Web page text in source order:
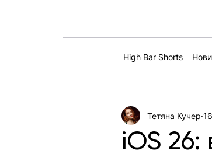
High Bar Shorts
iOS 26:
Тетяна Кучер